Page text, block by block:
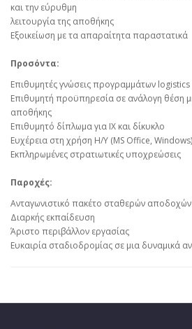
και την εύρυθμη
λειτουργία της αποθήκης
Εξοικείωση με τα απαραίτητα παραστατικά
Προσόντα:
Επιθυμητές γνώσεις προγραμμάτων logistics
Επιθυμητή προϋπηρεσία σε ανάλογη θέση
αποθήκης
Επιθυμητό δίπλωμα για ΙΧ και δίκυκλο
Ευχέρεια στη χρήση Η/Υ (MS Office, Windows)
Εκπληρωμένες στρατιωτικές υποχρεώσεις
Παροχές:
Ανταγωνιστικό πακέτο σταθερών αποδοχών
Διαρκής εκπαίδευση
Άριστο περιβάλλον εργασίας
Ευκαιρία σταδιοδρομίας σε μια δυναμικά